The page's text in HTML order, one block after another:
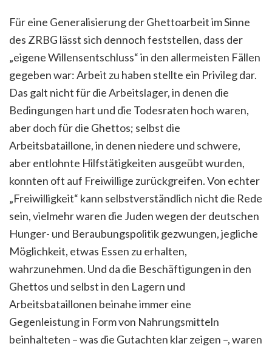
Für eine Generalisierung der Ghettoarbeit im Sinne
des ZRBG lässt sich dennoch feststellen, dass der
„eigene Willensentschluss“ in den allermeisten Fällen
gegeben war: Arbeit zu haben stellte ein Privileg dar.
Das galt nicht für die Arbeitslager, in denen die
Bedingungen hart und die Todesraten hoch waren,
aber doch für die Ghettos; selbst die
Arbeitsbataillone, in denen niedere und schwere,
aber entlohnte Hilfstätigkeiten ausgeübt wurden,
konnten oft auf Freiwillige zurückgreifen. Von echter
„Freiwilligkeit“ kann selbstverständlich nicht die Rede
sein, vielmehr waren die Juden wegen der deutschen
Hunger- und Beraubungspolitik gezwungen, jegliche
Möglichkeit, etwas Essen zu erhalten,
wahrzunehmen. Und da die Beschäftigungen in den
Ghettos und selbst in den Lagern und
Arbeitsbataillonen beinahe immer eine
Gegenleistung in Form von Nahrungsmitteln
beinhalteten – was die Gutachten klar zeigen –, waren